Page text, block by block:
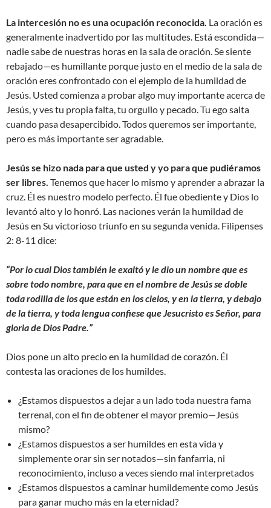
La intercesión no es una ocupación reconocida. La oración es
generalmente inadvertido por las multitudes. Está escondida—
nadie sabe de nuestras horas en la sala de oración. Se siente
rebajado—es humillante porque justo en el medio de la sala de
oración eres confrontado con el ejemplo de la humildad de
Jesús. Usted comienza a probar algo muy importante acerca de
Jesús, y ves tu propia falta, tu orgullo y pecado. Tu ego salta
cuando pasa desapercibido. Todos queremos ser importante,
pero es más importante ser agradable.
Jesús se hizo nada para que usted y yo para que pudiéramos
ser libres. Tenemos que hacer lo mismo y aprender a abrazar la
cruz. Él es nuestro modelo perfecto. Él fue obediente y Dios lo
levantó alto y lo honró. Las naciones verán la humildad de
Jesús en Su victorioso triunfo en su segunda venida. Filipenses
2: 8-11 dice:
“Por lo cual Dios también le exaltó y le dio un nombre que es
sobre todo nombre, para que en el nombre de Jesús se doble
toda rodilla de los que están en los cielos, y en la tierra, y debajo
de la tierra, y toda lengua confiese que Jesucristo es Señor, para
gloria de Dios Padre.”
Dios pone un alto precio en la humildad de corazón. Él
contesta las oraciones de los humildes.
¿Estamos dispuestos a dejar a un lado toda nuestra fama
terrenal, con el fin de obtener el mayor premio—Jesús
mismo?
¿Estamos dispuestos a ser humildes en esta vida y
simplemente orar sin ser notados—sin fanfarria, ni
reconocimiento, incluso a veces siendo mal interpretados
¿Estamos dispuestos a caminar humildemente como Jesús
para ganar mucho más en la eternidad?